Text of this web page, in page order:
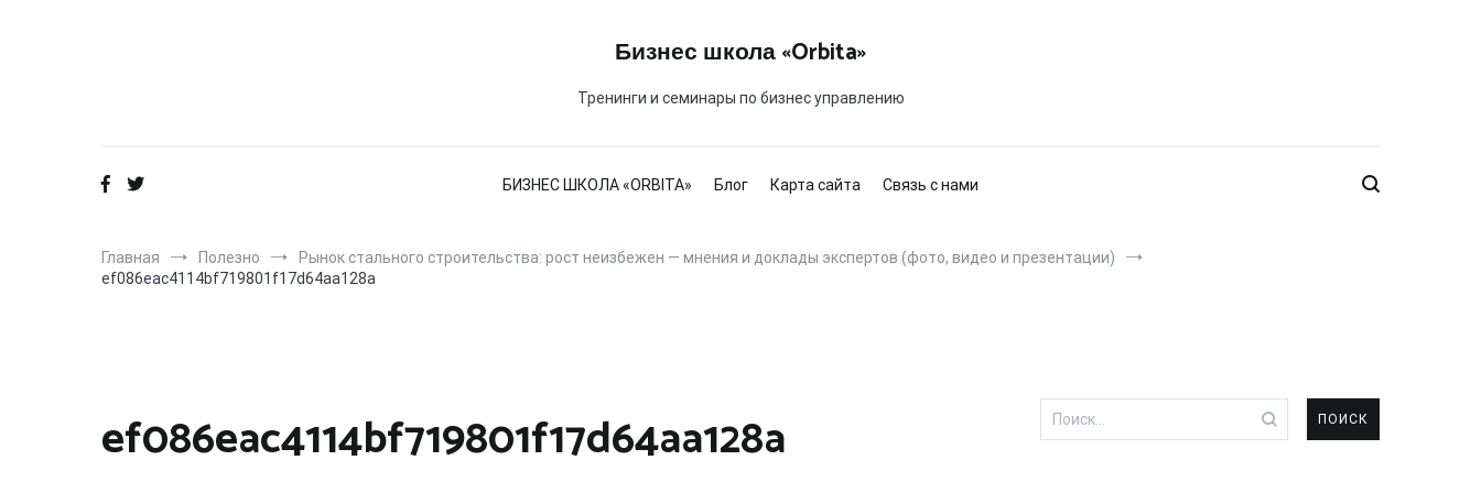
Бизнес школа «Orbita»
Тренинги и семинары по бизнес управлению
БИЗНЕС ШКОЛА «ORBITA» Блог Карта сайта Связь с нами
Главная Полезно
Рынок стального строительства: рост неизбежен — мнения и доклады экспертов (фото, видео и презентации)
ef086eac4114bf719801f17d64aa128a
ef086eac4114bf719801f17d64aa128a Найти: